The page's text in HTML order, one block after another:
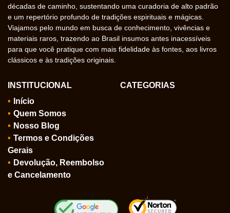
décadas de caminho, sustentando uma curadoria de alto padrão
e um repertório profundo de tradições espirituais e mágicas.
Viajamos pelo mundo em busca de conhecimento, vivências e
materiais raros, trazendo ao Brasil insumos antes inacessíveis
para que você pratique com mais fidelidade às fontes, aos livros
clássicos e às tradições originais.
INSTITUCIONAL
Início
Quem Somos
Nosso Blog
Termos e Condições
Gerais
Devolução, Reembolso
e Cancelamento
CATEGORIAS